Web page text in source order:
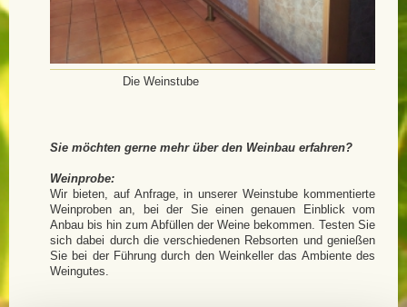
Die Weinstube
Sie möchten gerne mehr über den Weinbau erfahren?
Weinprobe:
Wir bieten, auf Anfrage, in unserer Weinstube kommentierte
Weinproben an, bei der Sie einen genauen Einblick vom
Anbau bis hin zum Abfüllen der Weine bekommen. Testen Sie
sich dabei durch die verschiedenen Rebsorten und genießen
Sie bei der Führung durch den Weinkeller das Ambiente des
Weingutes.